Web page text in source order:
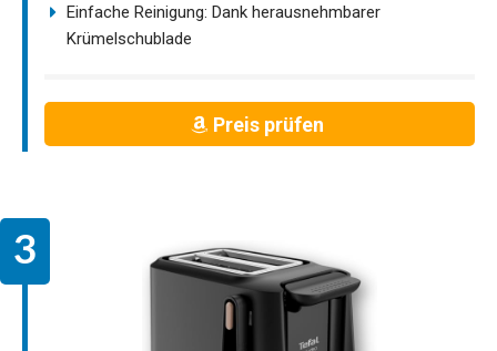
Einfache Reinigung: Dank herausnehmbarer
Krümelschublade
Preis prüfen